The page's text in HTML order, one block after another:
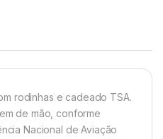
rodinhas e cadeado TSA.
de mão, conforme
Nacional de Aviação